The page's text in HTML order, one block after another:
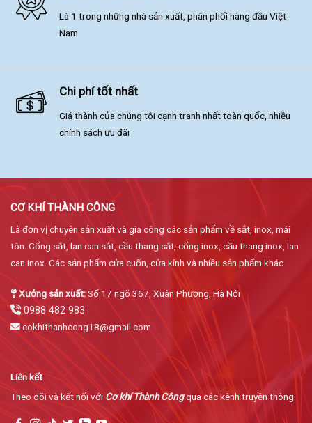
Là 1 trong những nhà sản xuất, phân phối hàng đầu Việt
Nam
Chi phí tốt nhất
Giá thành của chúng tôi cạnh tranh nhất toàn quốc, nhiều
chính sách ưu đãi
CƠ KHÍ THÀNH CÔNG
Là đơn vị chuyên sản xuất và gia công các sản phẩm về sắt, inox, mái
tôn. Cổng sắt, lan can sắt, cầu thang sắt, cổng inox, cầu thang inox, lan
can inox. Các sản phẩm cửa cuốn, cửa kính và nhiều sản phẩm khác
Xưởng sản xuất:Số 17 ngõ 367, Xuân Phương, Hà Nội
0988 482 983
cokhithanhcong18@gmail.com
Liên kết
Theo dõi và kết nối với Cơ khí Thành Côngqua các kênh truyền thông.